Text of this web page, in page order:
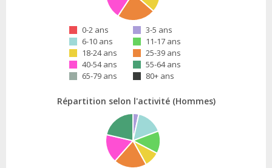
0-2 ans
3-5 ans
6-10 ans
11-17 ans
18-24 ans
25-39 ans
40-54 ans
55-64 ans
65-79 ans
80+ ans
Répartition selon l'activité (Hommes)